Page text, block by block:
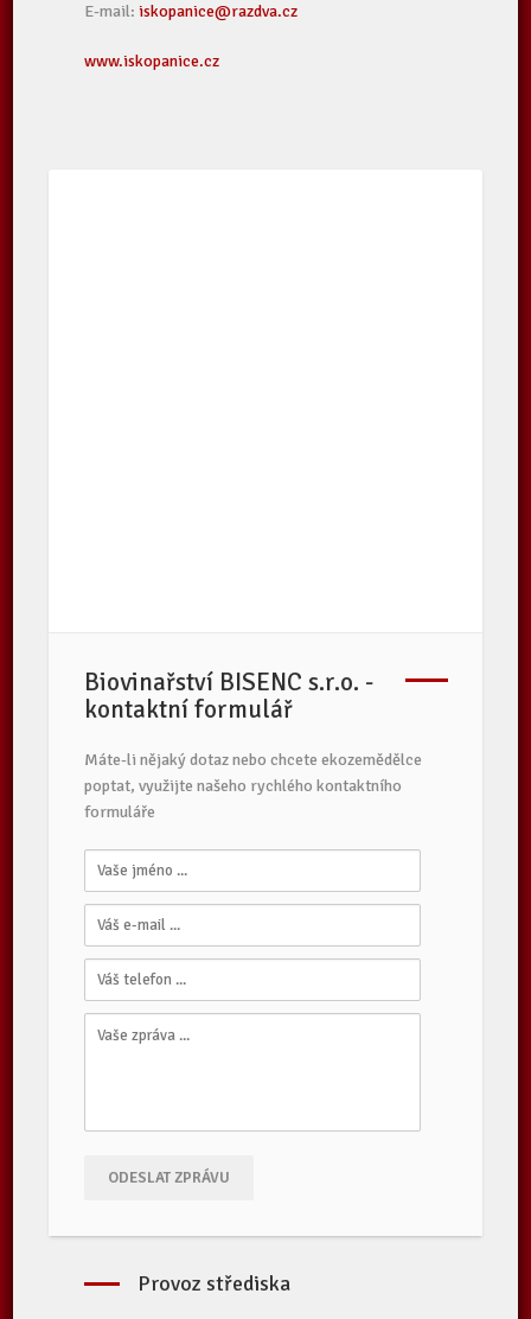
E-mail:iskopanice@razdva.cz
www.iskopanice.cz
Biovinařství BISENC s.r.o. -
kontaktní formulář
Máte-li nějaký dotaz nebo chcete ekozemědělce
poptat, využijte našeho rychlého kontaktního
formuláře
ODESLAT ZPRÁVU
Provoz střediska